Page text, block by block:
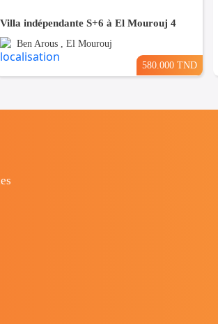
Villa indépendante S+6 à El Mourouj 4
Ben Arous , El Mourouj
580.000 TND